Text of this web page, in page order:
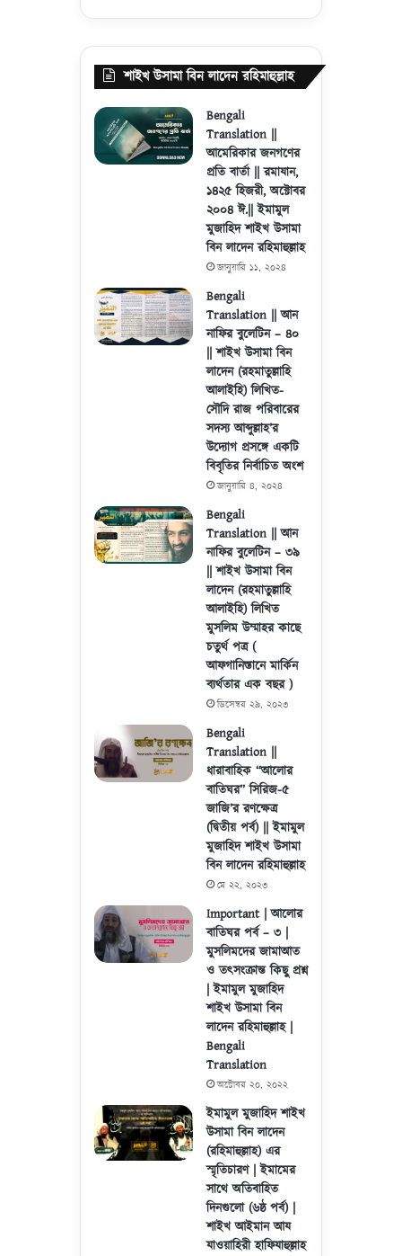
শাইখ উসামা বিন লাদেন রহিমাহুল্লাহ
Bengali
Translation ||
আমেরিকার জনগণের
প্রতি বার্তা || রমাযান,
১৪২৫ হিজরী, অক্টোবর
২০০৪ ঈ.|| ইমামুল
মুজাহিদ শাইখ উসামা
বিন লাদেন রহিমাহুল্লাহ
জানুয়ারি ১১, ২০২৪
Bengali
Translation || আন
নাফির বুলেটিন – ৪০
|| শাইখ উসামা বিন
লাদেন (রহমাতুল্লাহি
আলাইহি) লিখিত-
সৌদি রাজ পরিবারের
সদস্য আব্দুল্লাহ’র
উদ্যোগ প্রসঙ্গে একটি
বিবৃতির নির্বাচিত অংশ
জানুয়ারি ৪, ২০২৪
Bengali
Translation || আন
নাফির বুলেটিন – ৩৯
|| শাইখ উসামা বিন
লাদেন (রহমাতুল্লাহি
আলাইহি) লিখিত
মুসলিম উম্মাহর কাছে
চতুর্থ পত্র (
আফগানিস্তানে মার্কিন
ব্যর্থতার এক বছর )
ডিসেম্বর ২৯, ২০২৩
Bengali
Translation ||
ধারাবাহিক “আলোর
বাতিঘর” সিরিজ-৫
জাজি’র রণক্ষেত্র
(দ্বিতীয় পর্ব) || ইমামুল
মুজাহিদ শাইখ উসামা
বিন লাদেন রহিমাহুল্লাহ
মে ২২, ২০২৩
Important | আলোর
বাতিঘর পর্ব – ৩ |
মুসলিমদের জামাআত
ও তৎসংক্রান্ত কিছু প্রশ্ন
| ইমামুল মুজাহিদ
শাইখ উসামা বিন
লাদেন রহিমাহুল্লাহ |
Bengali
Translation
অক্টোবর ২০, ২০২২
ইমামুল মুজাহিদ শাইখ
উসামা বিন লাদেন
(রহিমাহুল্লাহ) এর
স্মৃতিচারণ | ইমামের
সাথে অতিবাহিত
দিনগুলো (৬ষ্ঠ পর্ব) |
শাইখ আইমান আয
যাওয়াহিরী হাফিযাহুল্লাহ